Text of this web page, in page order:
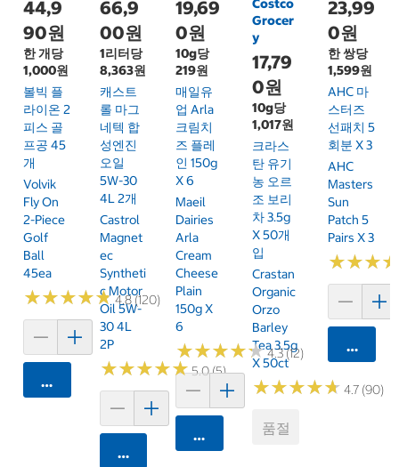
44,9
90원
한 개당
1,000원
볼빅 플
라이온 2
피스 골
프공 45
개
Volvik
Fly On
2-Piece
Golf
Ball
45ea
★★★★★
★★★★★4.8 (120)
카트에 담기
66,9
00원
1리터당
8,363원
캐스트
롤 마그
네텍 합
성엔진
오일
5W-30
4L 2개
Castrol
Magnet
Ec
Syntheti
C Motor
Oil 5W-
30 4L
2P
★★★★★
★★★★★5.0 (5)
카트에 담기
19,69
0원
10g당
219원
매일유
업 Arla
크림치
즈 플레
인 150g
X 6
Maeil
Dairies
Arla
Cream
Cheese
Plain
150g X
6
★★★★★
★★★★★4.3 (12)
카트에 담기
Costco
Grocer
y
17,79
0원
10g당
1,017원
크라스
탄 유기
농 오르
조 보리
차 3.5g
X 50개
입
Crastan
Organic
Orzo
Barley
Tea 3.5g
X 50ct
★★★★★
★★★★★ 4.7 (90)
품절
23,99
0원
한 쌍당
1,599원
AHC 마
스터즈
선패치 5
회분 X 3
AHC
Masters
Sun
Patch 5
Pairs X 3
★★★
★★★
카트에